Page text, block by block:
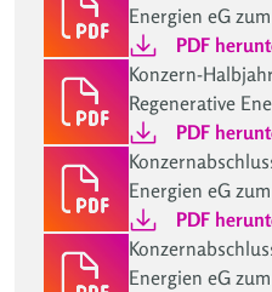
Energien eG
PDF
Konzern-
Regenerative
PDF
Energien eG
PDF
Energien eG